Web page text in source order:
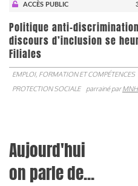
ACCÈS PUBLIC
Politique anti-discrimination
discours d’inclusion se
Filiales
EMPLOI, FORMATION ET COMPÉTENCES
PROTECTION SOCIALE
parrainé parMNH
Aujourd'hui
on parle de...